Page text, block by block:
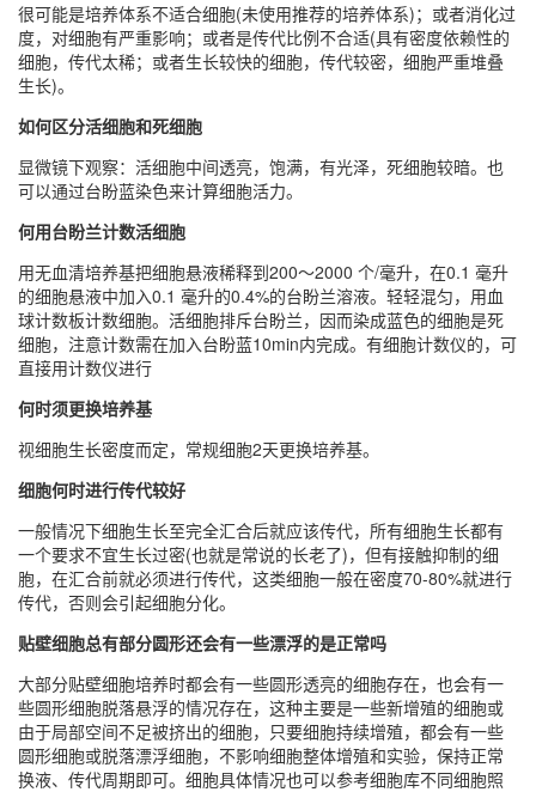
很可能是培养体系不适合细胞(未使用推荐的培养体系)；或者消化过
度，对细胞有严重影响；或者是传代比例不合适(具有密度依赖性的
细胞，传代太稀；或者生长较快的细胞，传代较密，细胞严重堆叠
生长)。
如何区分活细胞和死细胞
显微镜下观察：活细胞中间透亮，饱满，有光泽，死细胞较暗。也
可以通过台盼蓝染色来计算细胞活力。
何用台盼兰计数活细胞
用无血清培养基把细胞悬液稀释到200～2000 个/毫升，在0.1 毫升
的细胞悬液中加入0.1 毫升的0.4%的台盼兰溶液。轻轻混匀，用血
球计数板计数细胞。活细胞排斥台盼兰，因而染成蓝色的细胞是死
细胞，注意计数需在加入台盼蓝10min内完成。有细胞计数仪的，可
直接用计数仪进行
何时须更换培养基
视细胞生长密度而定，常规细胞2天更换培养基。
细胞何时进行传代较好
一般情况下细胞生长至完全汇合后就应该传代，所有细胞生长都有
一个要求不宜生长过密(也就是常说的长老了)，但有接触抑制的细
胞，在汇合前就必须进行传代，这类细胞一般在密度70-80%就进行
传代，否则会引起细胞分化。
贴壁细胞总有部分圆形还会有一些漂浮的是正常吗
大部分贴壁细胞培养时都会有一些圆形透亮的细胞存在，也会有一
些圆形细胞脱落悬浮的情况存在，这种主要是一些新增殖的细胞或
由于局部空间不足被挤出的细胞，只要细胞持续增殖，都会有一些
圆形细胞或脱落漂浮细胞，不影响细胞整体增殖和实验，保持正常
换液、传代周期即可。细胞具体情况也可以参考细胞库不同细胞照